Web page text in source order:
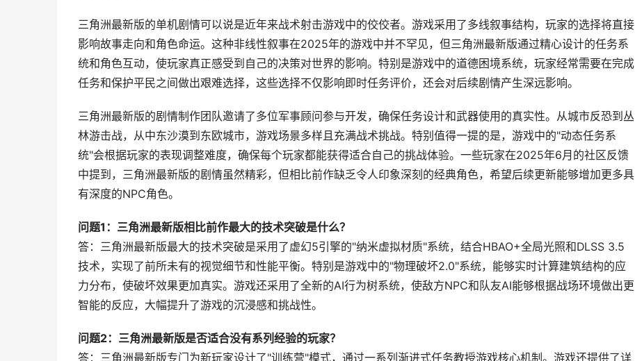
三角洲最新版的单机剧情可以说是近年来战术射击游戏中的佼佼者。游戏采用了多线叙事结构，玩家的选择将直接
影响故事走向和角色命运。这种非线性叙事在2025年的游戏中并不罕见，但三角洲最新版通过精心设计的任务系
统和角色互动，使玩家真正感受到自己的决策对世界的影响。特别是游戏中的道德困境系统，玩家经常需要在完成
任务和保护平民之间做出艰难选择，这些选择不仅影响即时任务评价，还会对后续剧情产生深远影响。
三角洲最新版的剧情制作团队邀请了多位军事顾问参与开发，确保任务设计和武器使用的真实性。从城市反恐到丛
林游击战，从中东沙漠到东欧城市，游戏场景多样且充满战术挑战。特别值得一提的是，游戏中的"动态任务系
统"会根据玩家的表现调整难度，确保每个玩家都能获得适合自己的挑战体验。一些玩家在2025年6月的社区反馈
中提到，三角洲最新版的剧情虽然精彩，但相比前作缺乏令人印象深刻的经典角色，希望后续更新能够增加更多具
有深度的NPC角色。
问题1：三角洲最新版相比前作最大的技术突破是什么？
答：三角洲最新版最大的技术突破是采用了虚幻5引擎的"纳米虚拟材质"系统，结合HBAO+全局光照和DLSS 3.5
技术，实现了前所未有的视觉细节和性能平衡。特别是游戏中的"物理破坏2.0"系统，能够实时计算建筑结构的应
力分布，使破坏效果更加真实。游戏还采用了全新的AI行为树系统，使敌方NPC和队友AI能够根据战场环境做出更
智能的反应，大幅提升了游戏的沉浸感和挑战性。
问题2：三角洲最新版是否适合没有系列经验的玩家？
答：三角洲最新版专门为新玩家设计了"训练营"模式，通过一系列渐进式任务教授游戏核心机制。游戏还提供了详